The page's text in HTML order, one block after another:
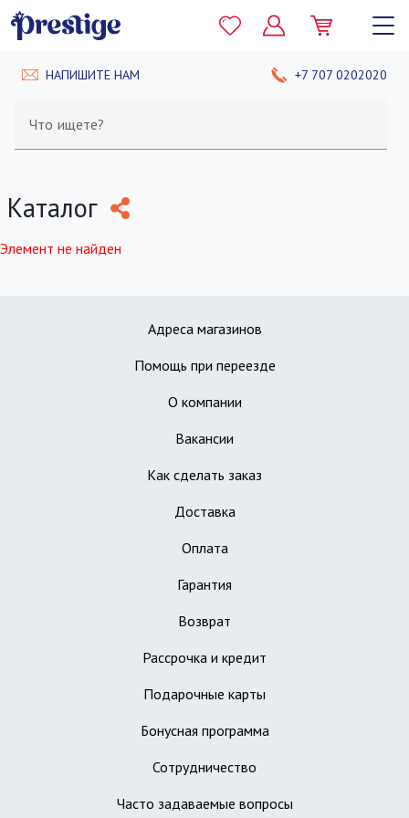
НАПИШИТЕ НАМ +7 707 0202020
Что ищете?
Каталог
Элемент не найден
Адреса магазинов
Помощь при переезде
О компании
Вакансии
Как сделать заказ
Доставка
Оплата
Гарантия
Возврат
Рассрочка и кредит
Подарочные карты
Бонусная программа
Сотрудничество
Часто задаваемые вопросы